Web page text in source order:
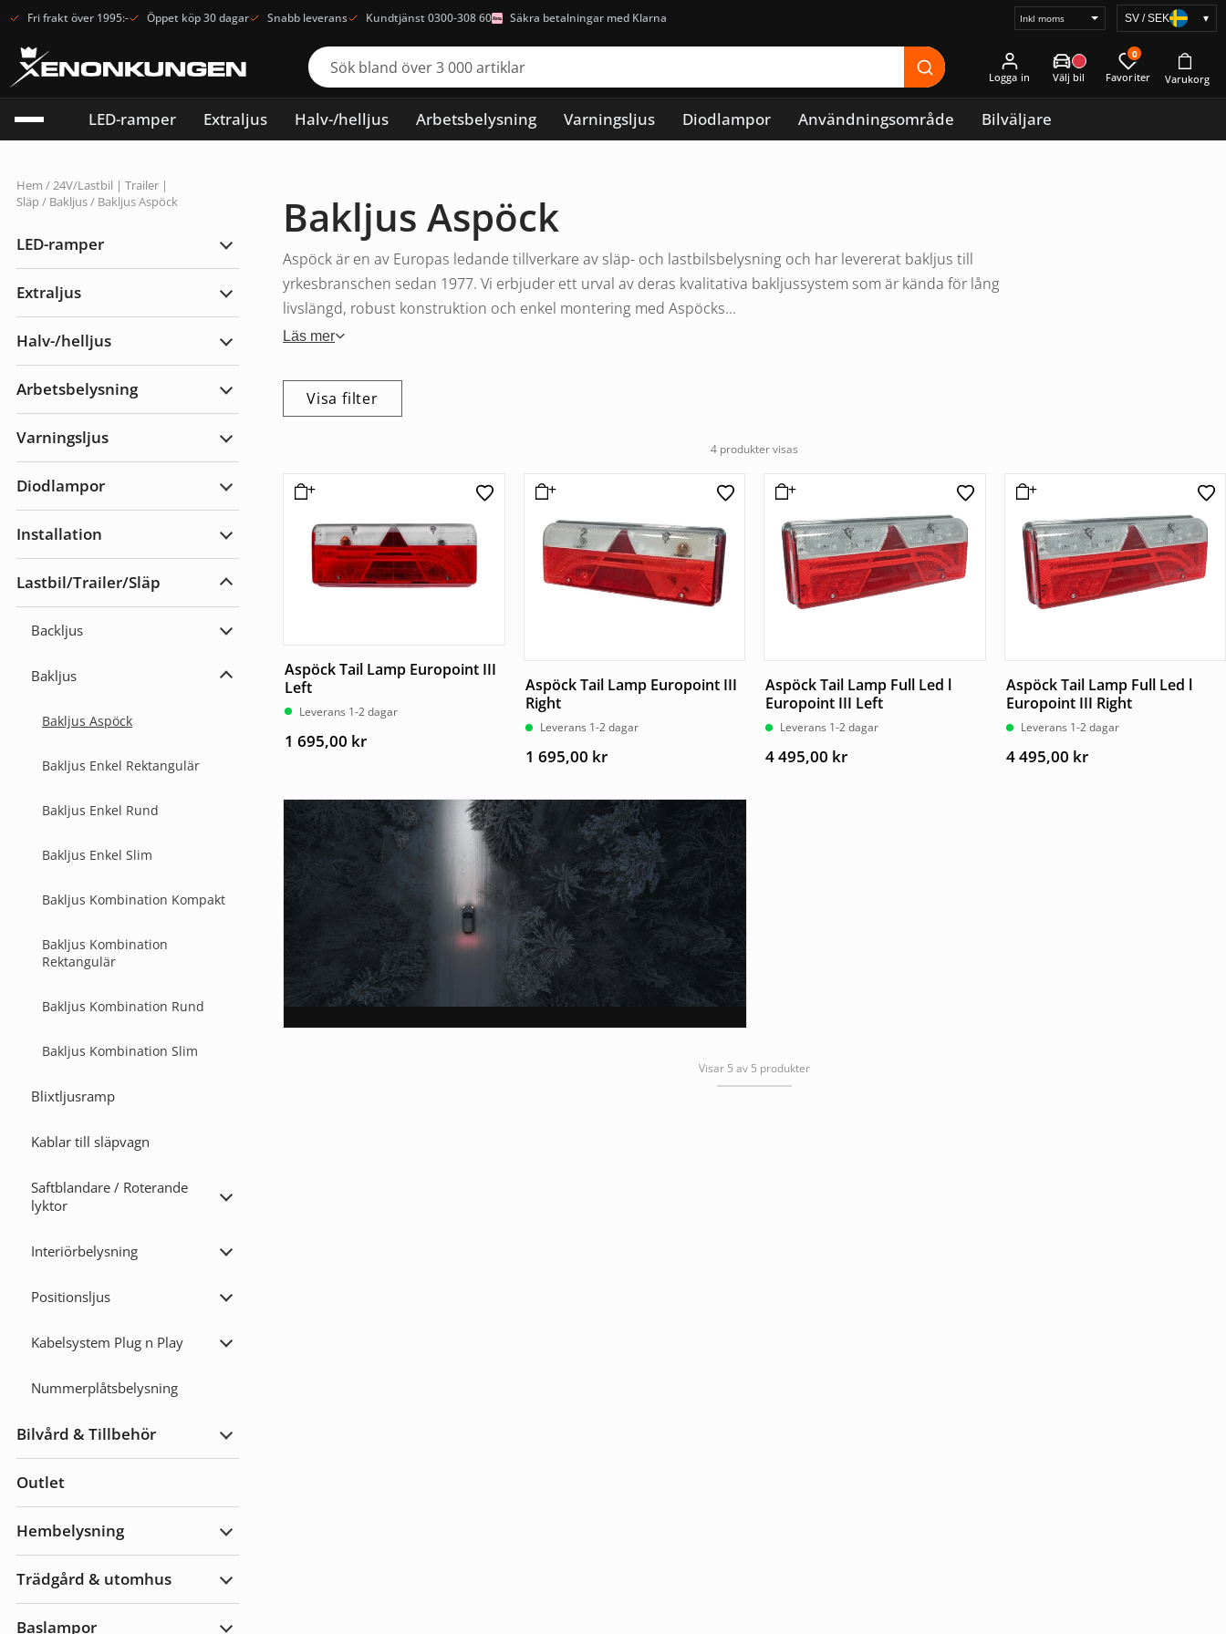
Fri frakt över 1995:- Öppet köp 30 dagar Snabb leverans Kundtjänst 0300-308 60 Säkra betalningar med Klarna
Välj
SV / SEK ▾
Logga in
0
LED-ramper Extraljus Halv-/helljus Arbetsbelysning Varningsljus Diodlampor Användningsområde Bilväljare
Hem /24V/Lastbil | Trailer |
Släp/ Bakljus/ Bakljus Aspöck
LED-ramper
Expandera
Extraljus
Expandera
Halv-/helljus
Expandera
Arbetsbelysning
Expandera
Varningsljus
Expandera
Diodlampor
Expandera
Installation
Expandera
Lastbil/Trailer/Släp
Expandera
Backljus
Expandera
Bakljus
Expandera
Bakljus Aspöck
Bakljus Enkel Rektangulär
Bakljus Enkel Rund
Bakljus Enkel Slim
Bakljus Kombination Kompakt
Bakljus Kombination
Rektangulär
Bakljus Kombination Rund
Bakljus Kombination Slim
Blixtljusramp
Kablar till släpvagn
Saftblandare / Roterande
lyktor
Expandera
lyktor
Interiörbelysning
Expandera
Positionsljus
Expandera
Kabelsystem Plug n Play
Expandera
Nummerplåtsbelysning
Bilvård & Tillbehör
Expandera
Outlet
Hembelysning
Expandera
Trädgård & utomhus
Expandera
utomhus
Baslampor
Bakljus Aspöck
Aspöck är en av Europas ledande tillverkare av släp- och lastbilsbelysning och har levererat bakljus till
yrkesbranschen sedan 1977. Vi erbjuder ett urval av deras kvalitativa bakljussystem som är kända för lång
livslängd, robust konstruktion och enkel montering med Aspöcks...
Läs mer
Visa filter
4 produkter visas
Aspöck Tail Lamp Europoint III
Left
Leverans 1-2 dagar
1 695,00 kr
Aspöck Tail Lamp Europoint III
Right
Leverans 1-2 dagar
1 695,00 kr
Aspöck Tail Lamp Full Led l
Europoint III Left
Leverans 1-2 dagar
4 495,00 kr
Aspöck Tail Lamp Full Led l
Europoint III Right
Leverans 1-2 dagar
4 495,00 kr
Visar 5 av 5 produkter